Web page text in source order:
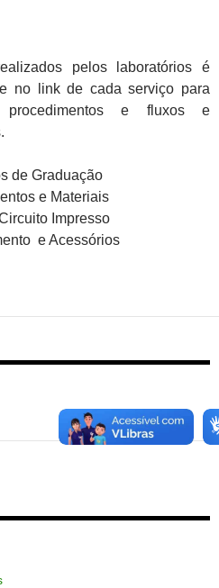
pelos laboratórios é
no link de cada serviço para
procedimentos e fluxos e
de Graduação
e Materiais
Impresso
e Acessórios